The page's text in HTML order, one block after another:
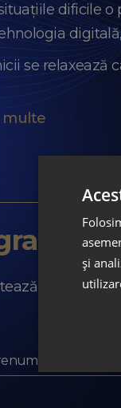
dificile o
se relaxează
multe
formularul
și